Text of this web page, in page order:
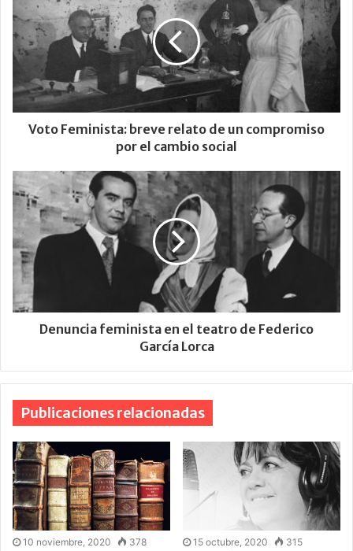
Voto Feminista: breve relato de un compromiso
por el cambio social
Denuncia feminista en el teatro de Federico
García Lorca
Publicaciones relacionadas
10 noviembre, 2020 378 15 octubre, 2020 315